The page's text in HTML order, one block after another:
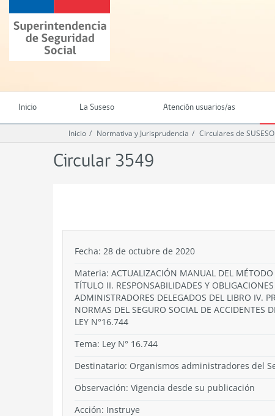
contenido
principal
Superintendencia
de
Seguridad
(SUSESO)
Chile
Inicio La Suseso Atención usuarios/as
Inicio Normativa y Jurisprudencia Circulares de SUSESO
Circular 3549
Fecha: 28 de octubre de 2020
Materia: ACTUALIZACIÓN MANUAL DEL
TÍTULO II. RESPONSABILIDADES Y
ADMINISTRADORES DELEGADOS DEL LIBRO IV.
NORMAS DEL SEGURO SOCIAL DE ACCIDENTES
LEY N°16.744
Tema: Ley N° 16.744
Destinatario: Organismos administradores del
Observación: Vigencia desde su publicación
Acción: Instruye